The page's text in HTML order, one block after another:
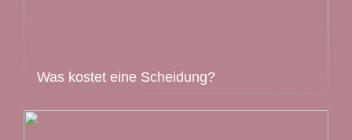
Was kostet eine Scheidung?